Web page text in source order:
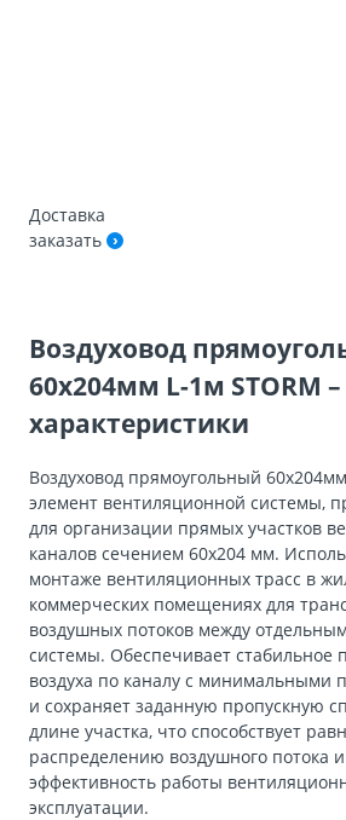
Доставка
заказать
Воздуховод
60х204мм L-1м STORM –
характеристики
Воздуховод прямоугольный
элемент вентиляционной системы,
для организации прямых участков
каналов сечением 60х204 мм.
монтаже вентиляционных трасс в
коммерческих помещениях для
воздушных потоков между
системы. Обеспечивает стабильное
воздуха по каналу с минимальными
и сохраняет заданную пропускную
длине участка, что способствует
распределению воздушного потока
эффективность работы
эксплуатации.